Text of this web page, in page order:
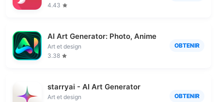
4.43
AI Art Generator: Photo, Anime
Art et design
3.38
OBTENIR
starryai - AI Art Generator
Art et design
OBTENIR